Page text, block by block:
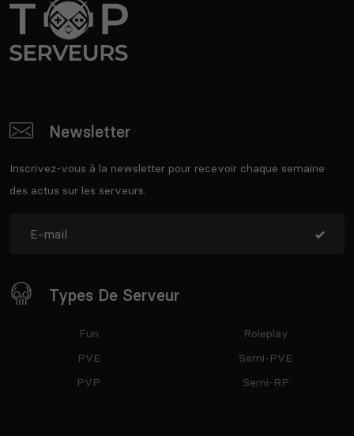
Newsletter
Inscrivez-vous à la newsletter pour recevoir chaque semaine
des actus sur les serveurs.
Types De Serveur
Fun
PVE
PVP
Roleplay
Semi-PVE
Semi-RP